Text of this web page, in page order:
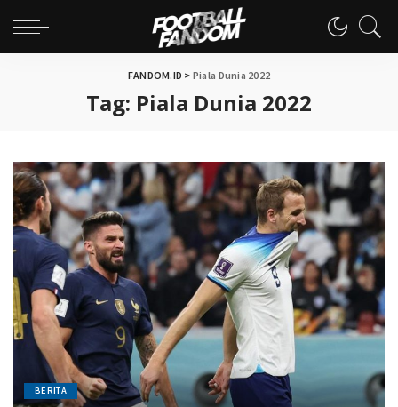
FANDOM.ID > Piala Dunia 2022
Tag: Piala Dunia 2022
BERITA